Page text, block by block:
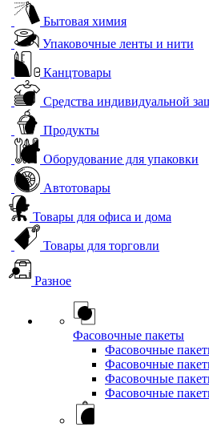
Бытовая химия
Упаковочные ленты и нити
Канцтовары
Средства индивидуальной
Продукты
Оборудование для упаковки
Автотовары
Товары для офиса и дома
Товары для торговли
Разное
Фасовочные пакеты
Фасовочные
Фасовочные
Фасовочные
Фасовочные